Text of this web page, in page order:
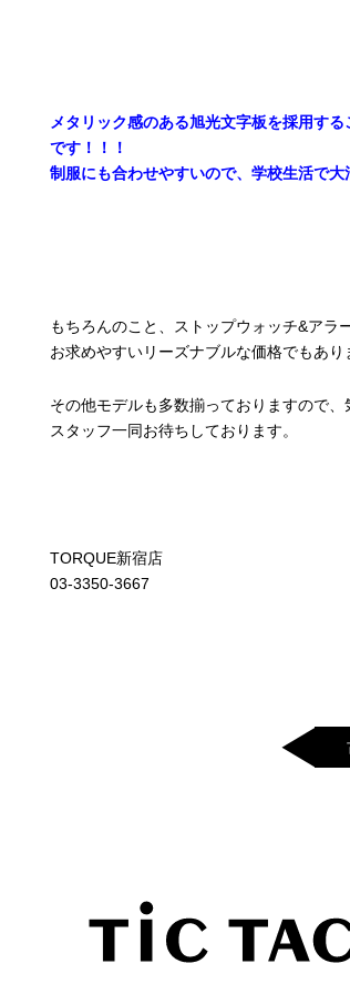
メタリック感のある旭光文字板を採用す
です！！！
制服にも合わせやすいので、学校生活で
もちろんのこと、ストップウォッチ&アラ
お求めやすいリーズナブルな価格でもあ
その他モデルも多数揃っておりますので
スタッフ一同お待ちしております。
TORQUE新宿店
03-3350-3667